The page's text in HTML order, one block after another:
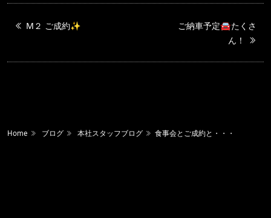
M２ ご成約✨
ご納車予定🚘たくさ
ん！
Home ブログ 本社スタッフブログ 食事会とご成約と・・・